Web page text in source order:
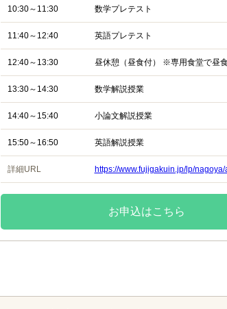
10:30～11:30 数学プレテスト
11:40～12:40 英語プレテスト
12:40～13:30 昼休憩（昼食付） ※専用食堂で昼食
13:30～14:30 数学解説授業
14:40～15:40 小論文解説授業
15:50～16:50 英語解説授業
詳細URL https://www.fujigakuin.jp/lp/
お申込はこちら